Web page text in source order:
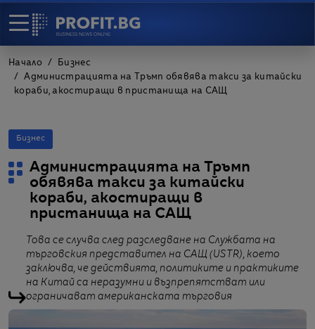
Начало
Бизнес
Администрацията на Тръмп обявява такси за китайски
кораби, акостиращи в пристанища на САЩ
Бизнес
Администрацията на Тръмп
обявява такси за китайски
кораби, акостиращи в
пристанища на САЩ
Това се случва след разследване на Службата на
търговския представител на САЩ (USTR), което
заключва, че действията, политиките и практиките
на Китай са неразумни и възпрепятстват или
ограничават американската търговия